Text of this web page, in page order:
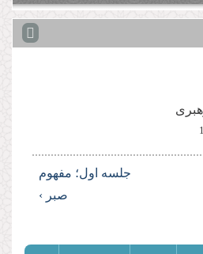
جلسه اول؛ مفهوم
صبر ›